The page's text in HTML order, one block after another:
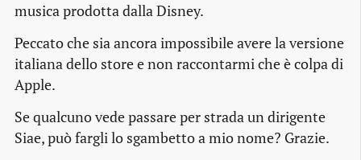
musica prodotta dalla Disney.
Peccato che sia ancora impossibile avere la versione
italiana dello store e non raccontarmi che è colpa di
Apple.
Se qualcuno vede passare per strada un dirigente
Siae, può fargli lo sgambetto a mio nome? Grazie.